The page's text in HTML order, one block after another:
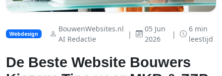
Webdesign
BouwenWebsites.nl
AI Redactie
|
05 Jun
2026
|
6 min
leestijd
De Beste Website Bouwers